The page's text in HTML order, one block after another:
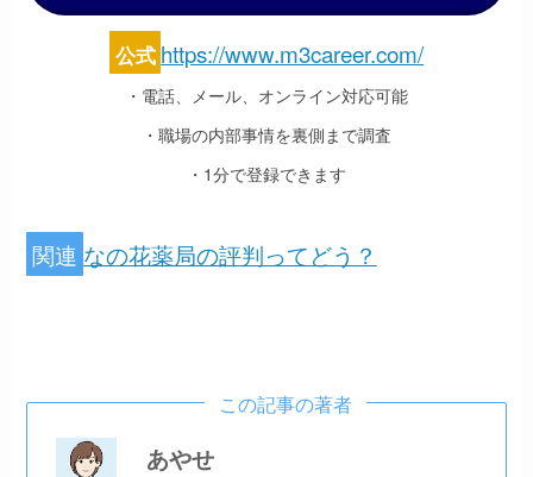
公式 https://www.m3career.com/
・電話、メール、オンライン対応可能
・職場の内部事情を裏側まで調査
・1分で登録できます
関連 なの花薬局の評判ってどう？
この記事の著者
あやせ